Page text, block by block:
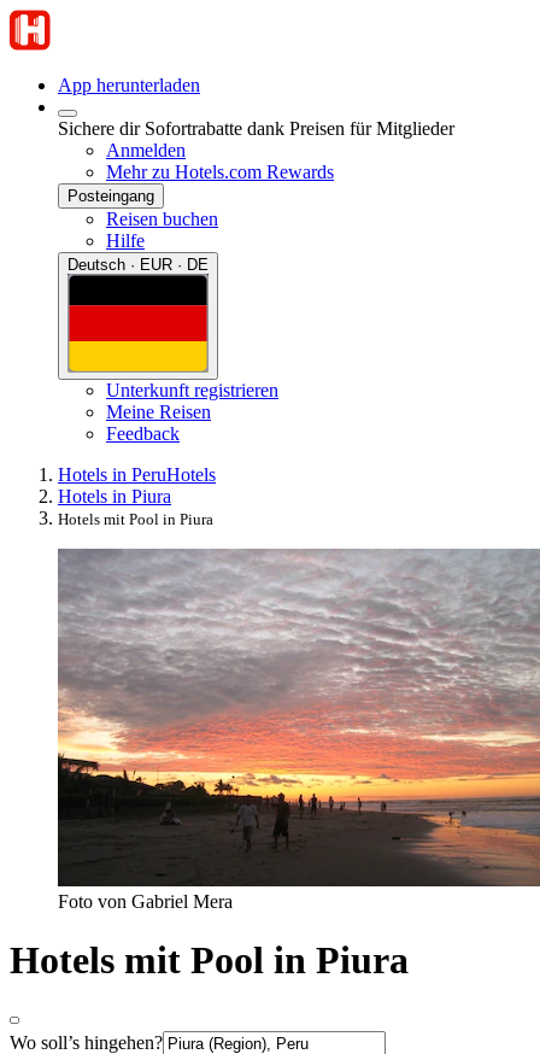
App herunterladen
Sichere dir Sofortrabatte dank Preisen für Mitglieder
Anmelden
Mehr zu Hotels.com Rewards
Posteingang
Reisen buchen
Hilfe
Deutsch · EUR · DE
Unterkunft registrieren
Meine Reisen
Feedback
Hotels in PeruHotels
Hotels in Piura
Hotels mit Pool in Piura
Foto von Gabriel Mera
Hotels mit Pool in Piura
Wo soll’s hingehen?